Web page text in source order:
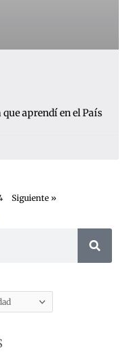
aprendí en el País
Siguiente »